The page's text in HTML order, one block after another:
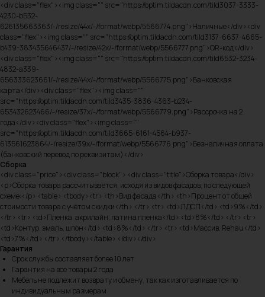
<div class="flex"><img class="" src="https://optim.tildacdn.com/tild3037-3333-
4230-b532-
626135663363/-/resize/44x/-/format/webp/5566774.png">Наличные</div><div
class="flex"><img class="" src="https://optim.tildacdn.com/tild3137-6637-4665-
b439-383435646437/-/resize/42x/-/format/webp/5566777.png">QR-код</div>
<div class="flex"><img class="" src="https://optim.tildacdn.com/tild6532-3234-
4832-a339-
656333623661/-/resize/44x/-/format/webp/5566775.png">Банковская
карта</div><div class="flex"><img class=""
src="https://optim.tildacdn.com/tild3435-3836-4363-b234-
653432623466/-/resize/37x/-/format/webp/5566779.png">Рассрочка на 2
года</div><div class="flex"><img class=""
src="https://optim.tildacdn.com/tild3665-6161-4564-b937-
613561623864/-/resize/39x/-/format/webp/5566776.png">Безналичная оплата
(банковский перевод по реквизитам)</div>
Сборка
<div class="price"><div class="block"> <div class="title">Сборка товара</div>
<p>Сборка товара рассчитывается, исходя из видов фасадов, по следующей
схеме:</p> <table> <tbody><tr> <th>Вид фасада</th> <th>Процент от общей
стоимости товара с учётом скидки</th> </tr> <tr> <td>ЛДСП</td> <td>9%</td>
</tr> <tr> <td>Пленка, акрилайн, патина пленка</td> <td>8%</td> </tr> <tr>
<td>Контур, эмаль, шпон</td> <td>8%</td> </tr> <tr> <td>Массив, Rehau</td>
<td>7%</td> </tr> </tbody></table> </div></div>
Гарантия
Срок службы составляет более 10 лет
Гарантия на все товары 2 года
Мебель не подлежит возврату и обмену, так как изготавливается по
индивидуальным размерам